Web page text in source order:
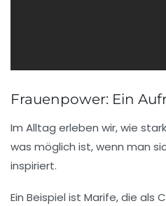
Frauenpower: Ein
Im Alltag erleben wir, wie
was möglich ist, wenn man
inspiriert.
Ein Beispiel ist Marife, die als